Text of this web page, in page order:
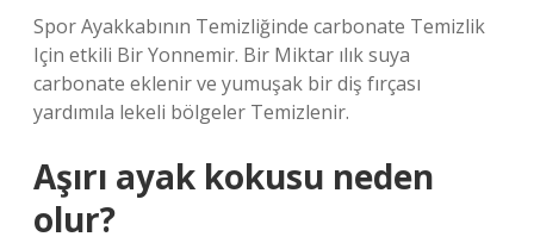
Spor Ayakkabının Temizliğinde carbonate Temizlik
Için etkili Bir Yonnemir. Bir Miktar ılık suya
carbonate eklenir ve yumuşak bir diş fırçası
yardımıla lekeli bölgeler Temizlenir.
Aşırı ayak kokusu neden
olur?